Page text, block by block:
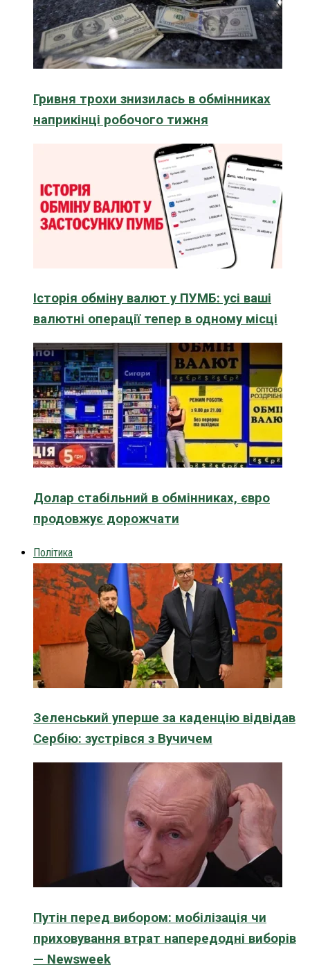
Гривня трохи знизилась в обмінниках
наприкінці робочого тижня
Історія обміну валют у ПУМБ: усі ваші
валютні операції тепер в одному місці
Долар стабільний в обмінниках, євро
продовжує дорожчати
Політика
Зеленський уперше за каденцію відвідав
Сербію: зустрівся з Вучичем
Путін перед вибором: мобілізація чи
приховування втрат напередодні виборів
— Newsweek